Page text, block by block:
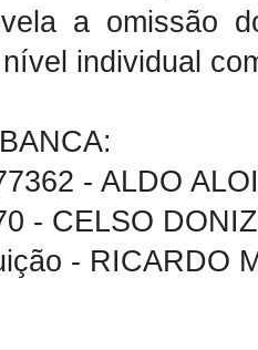
a omissão
individual
- ALDO
- CELSO
- RICARDO